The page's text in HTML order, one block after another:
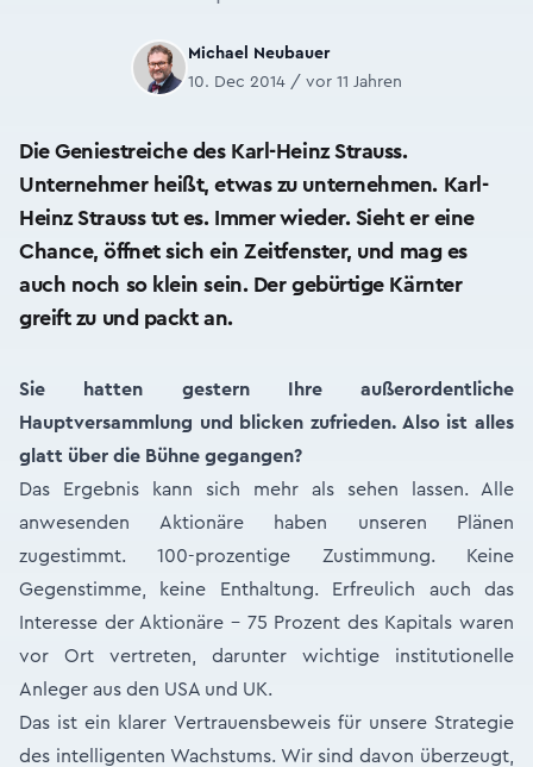
Michael Neubauer
10. Dec 2014 / vor 11 Jahren
Die Geniestreiche des Karl-Heinz Strauss.
Unternehmer heißt, etwas zu unternehmen. Karl-
Heinz Strauss tut es. Immer wieder. Sieht er eine
Chance, öffnet sich ein Zeitfenster, und mag es
auch noch so klein sein. Der gebürtige Kärnter
greift zu und packt an.
Sie hatten gestern Ihre außerordentliche
Hauptversammlung und blicken zufrieden. Also ist alles
glatt über die Bühne gegangen?
Das Ergebnis kann sich mehr als sehen lassen. Alle
anwesenden Aktionäre haben unseren Plänen
zugestimmt. 100-prozentige Zustimmung. Keine
Gegenstimme, keine Enthaltung. Erfreulich auch das
Interesse der Aktionäre – 75 Prozent des Kapitals waren
vor Ort vertreten, darunter wichtige institutionelle
Anleger aus den USA und UK.
Das ist ein klarer Vertrauensbeweis für unsere Strategie
des intelligenten Wachstums. Wir sind davon überzeugt,